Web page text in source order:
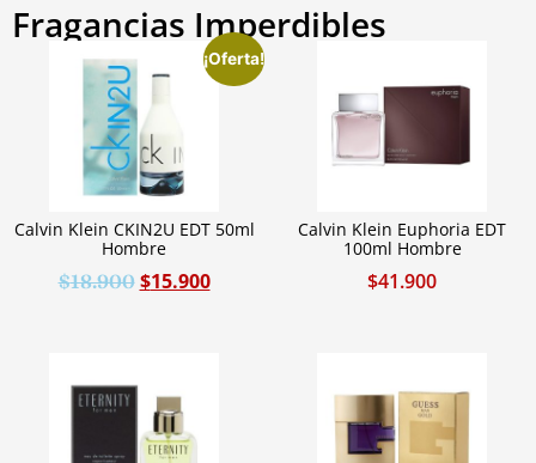
Fragancias Imperdibles
¡Oferta!
Calvin Klein CKIN2U EDT 50ml
Hombre
$18.900 $15.900
Calvin Klein Euphoria EDT
100ml Hombre
$41.900